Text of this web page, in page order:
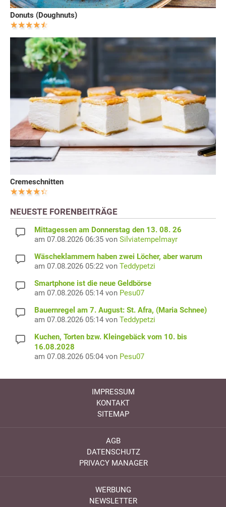
Donuts (Doughnuts)
Cremeschnitten
NEUESTE FORENBEITRÄGE
Mittagessen am Donnerstag den 13. 08. 26
am 07.08.2026 06:35 von Silviatempelmayr
Wäscheklammern haben zwei Löcher, aber warum
am 07.08.2026 05:22 von Teddypetzi
Smartphone ist die neue Geldbörse
am 07.08.2026 05:14 von Pesu07
Bauernregel am 7. August: St. Afra, (Maria Schnee)
am 07.08.2026 05:14 von Teddypetzi
Kuchen, Torten bzw. Kleingebäck vom 10. bis
16.08.2028
am 07.08.2026 05:04 von Pesu07
IMPRESSUM
KONTAKT
SITEMAP
AGB
DATENSCHUTZ
PRIVACY MANAGER
WERBUNG
NEWSLETTER